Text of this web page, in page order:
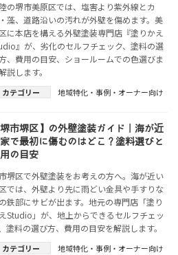
の堺市美原区では、塩害より紫外線とカ
藻、道路沿いの汚れが外壁を傷めます。美
に本店を構える外壁塗装専門店『塗りかえ
』が、劣化のセルフチェック、塗料の選
、費用の目安、ショールームでの色選びま
説します。
カテゴリー 地域特化・事例・オーナー向け
堺市堺区】の外壁塗装ガイド｜海が近
で最初に傷むのはどこ？塗料選びと
の目安
堺区で外壁塗装をお考えの方へ。海が近い
では、外壁より先に雨どい金具や手すりな
鉄部にサビが出ます。地元の専門店「塗り
Studio」が、地上からできるセルフチェッ
塗料の選び方、費用の目安を解説します。
カテゴリー 地域特化・事例・オーナー向け